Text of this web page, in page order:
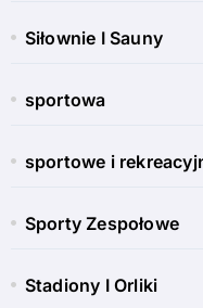
Siłownie I Sauny
sportowa
sportowe i
Sporty Zespołowe
Stadiony I Orliki